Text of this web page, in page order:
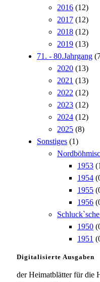
2016 (12)
2017 (12)
2018 (12)
2019 (13)
71. - 80.Jahrgang
2020 (13)
2021 (13)
2022 (12)
2023 (12)
2024 (12)
2025 (8)
Sonstiges (1)
1953
1954
1955
1956
1950
1951
Digitalisierte Ausgaben
der Heimatblätter für die